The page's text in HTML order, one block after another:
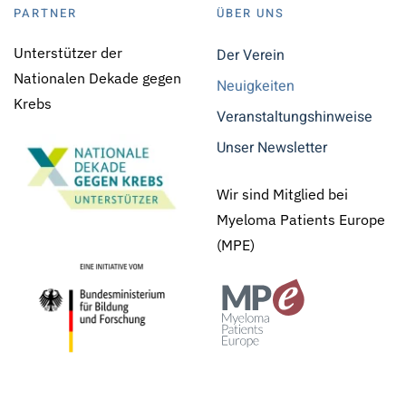
PARTNER
Unterstützer der
Nationalen Dekade gegen
Krebs
ÜBER UNS
Der Verein
Neuigkeiten
Veranstaltungshinweise
Unser Newsletter
Wir sind Mitglied bei
Myeloma Patients Europe
(MPE)